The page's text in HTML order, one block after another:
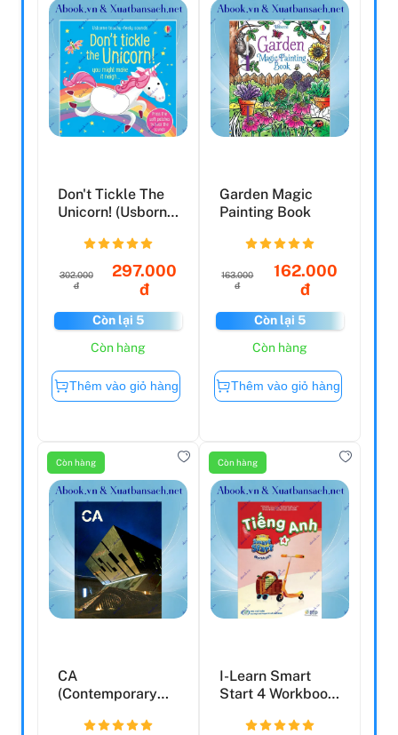
Don't Tickle The
Unicorn! (Usborne
So...
302.000
đ
297.000
đ
Còn lại 5
Còn hàng
Thêm vào giỏ hàng
Garden Magic
Painting Book
163.000
đ
162.000
đ
Còn lại 5
Còn hàng
Thêm vào giỏ hàng
Còn hàng
CA
(Contemporary
Còn hàng
I-Learn Smart
Start 4 Workbook